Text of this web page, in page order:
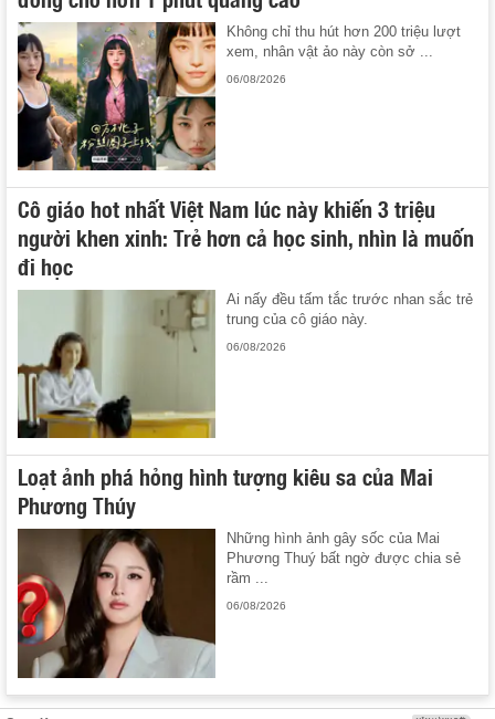
Không chỉ thu hút hơn 200 triệu lượt
xem, nhân vật ảo này còn sở ...
06/08/2026
Cô giáo hot nhất Việt Nam lúc này khiến 3 triệu
người khen xinh: Trẻ hơn cả học sinh, nhìn là muốn
đi học
Ai nấy đều tấm tắc trước nhan sắc trẻ
trung của cô giáo này.
06/08/2026
Loạt ảnh phá hỏng hình tượng kiêu sa của Mai
Phương Thúy
Những hình ảnh gây sốc của Mai
Phương Thuý bất ngờ được chia sẻ
rầm ...
06/08/2026